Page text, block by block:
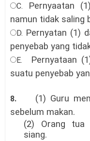
C.
Pernyaatan
namun tidak saling
D. Pernyatan (1)
penyebab yang
E.
Pernyataan
suatu penyebab
8.
(1) Guru
sebelum makan.
(2) Orang tua
siang.